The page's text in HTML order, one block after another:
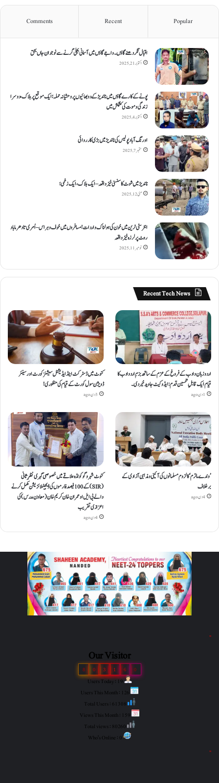
Popular
Recent
Comments
اقبال نگر دھنےگاؤں۔ واجےگاؤں میں آسمانی بجلی گرنے سے نوجوان جاں بحق
اکتوبر 21, 2025
پونے کے کارےگاؤں میں ناندیڑ کے دو بھائیوں پر وحشیانہ حملہ؛ ایک موقع پر ہلاک، دوسرا
زندگی و موت کی کشمکش میں
اکتوبر 4, 2025
اورنگ آباد پولیس کی ناندیڑ میں بڑی کارروائی
ستمبر 7, 2025
ناندیڑ میں شوٹ کا سنسنی خیز واقعہ – ایک ہلاک، ایک زخمی؛
مئی 12, 2025
انٹر سٹی ٹرین میں خون کی ہولناک واردات! مسافروں میں خوف و ہراس – اُمری تا دھرما باد
روٹ پر لرزہ خیز واقعہ
نومبر 11, 2025
Recent Tech News
اردو زبان و ادب کے فروغ کے عزم کے ساتھ بزمِ اردو ادب کا
قیام ایک قابلِ تحسین قدم : ایڈوکیٹ جاوید خیردی۔
1 دن ago
کنوٹ میں ڈسٹرکٹ اینڈ ایڈیشنل سیشنز کورٹ اور سینئر
ڈویژن سول کورٹ کے قیام کی منظوری!
3 دن ago
’وندے ماترم‘ کا لزوم مسلمانوں کی آئینی ومذہبی آزادی کے
برخلاف
4 دن ago
کنوٹ شہر و گوکونڈہ علاقے میں خصوصی گہری نظرِ ثانی
(SIR) کے 100 فیصد فارموں کی ڈیجیٹلائزیشن مکمل کرنے
والے بی ایل او عمران خان کریم خان (معاون مدرس) کی
اعزازی تقریب
4 دن ago
"
Our Visitor
0
6
1
3
0
8
Users Today : 19
"